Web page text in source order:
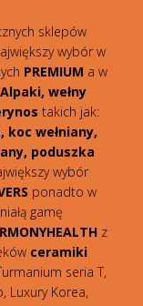
sklepów
wybór w
PREMIUM a w
wełny
takich jak:
koc wełniany,
poduszka
wybór
ponadto w
gamę
z
ceramiki
seria T,
Luxury Korea,